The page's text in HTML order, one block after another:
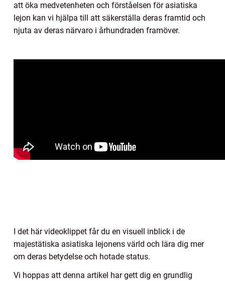
att öka medvetenheten och förståelsen för asiatiska
lejon kan vi hjälpa till att säkerställa deras framtid och
njuta av deras närvaro i århundraden framöver.
I det här videoklippet får du en visuell inblick i de
majestätiska asiatiska lejonens värld och lära dig mer
om deras betydelse och hotade status.
Vi hoppas att denna artikel har gett dig en grundlig